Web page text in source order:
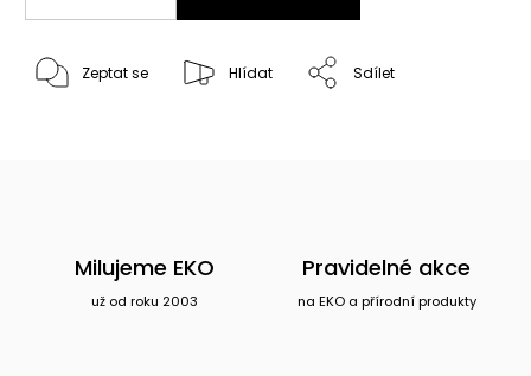
Zeptat se Hlídat Sdílet
Milujeme EKO
už od roku 2003
Pravidelné akce
na EKO a přírodní produkty